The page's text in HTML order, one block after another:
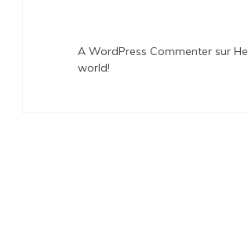
A WordPress Commenter sur
world!